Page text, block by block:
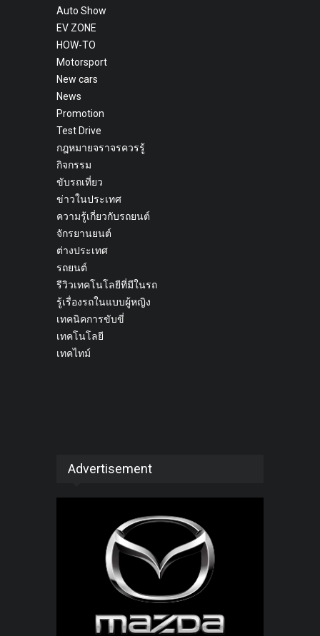
Auto Show
EV ZONE
HOW-TO
Motorsport
New cars
News
Promotion
Test Drive
กฎหมายจราจรควรรู้
กิจกรรม
ขับรถเที่ยว
ข่าวในประเทศ
ความรู้เกี่ยวกับรถยนต์
จักรยานยนต์
ต่างประเทศ
รถยนต์
รีวิวเทคโนโลยีที่มีในรถ
รู้เรื่องรถในแบบผู้หญิง
เทคนิคการขับขี่
เทคโนโลยี
เทคไทม์
Advertisement